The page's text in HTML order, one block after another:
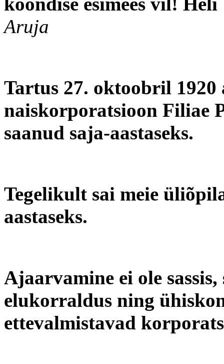
Aruja
Tartus 27. oktoobril 1920
naiskorporatsioon Filiae
saanud saja-aastaseks.
Tegelikult sai meie
aastaseks.
Ajaarvamine ei ole
elukorraldus ning
ettevalmistavad